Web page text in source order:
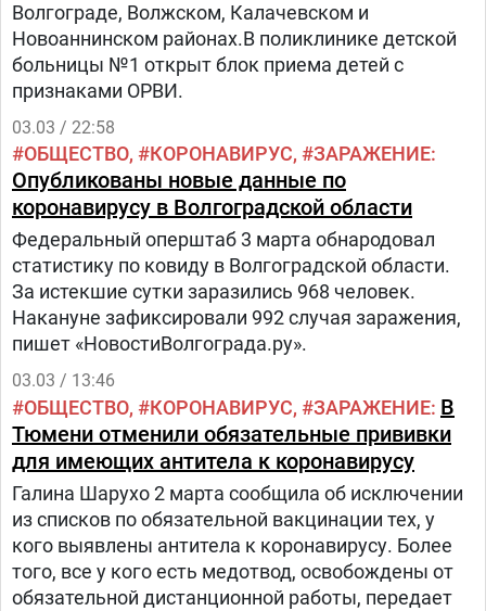
Волгограде, Волжском, Калачевском и
Новоаннинском районах.В поликлинике детской
больницы №1 открыт блок приема детей с
признаками ОРВИ.
03.03 / 22:58
ОБЩЕСТВО КОРОНАВИРУС ЗАРАЖЕНИЕ
Опубликованы новые данные по
коронавирусу в Волгоградской области
Федеральный оперштаб 3 марта обнародовал
статистику по ковиду в Волгоградской области.
За истекшие сутки заразились 968 человек.
Накануне зафиксировали 992 случая заражения,
пишет «НовостиВолгограда.ру».
03.03 / 13:46
ОБЩЕСТВО КОРОНАВИРУС ЗАРАЖЕНИЕ В
Тюмени отменили обязательные прививки
для имеющих антитела к коронавирусу
Галина Шарухо 2 марта сообщила об исключении
из списков по обязательной вакцинации тех, у
кого выявлены антитела к коронавирусу. Более
того, все у кого есть медотвод, освобождены от
обязательной дистанционной работы, передает